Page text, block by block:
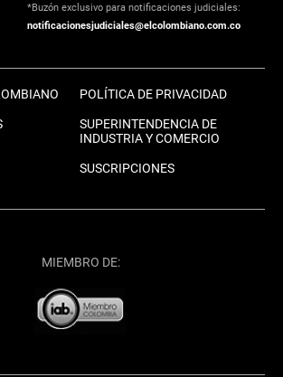
*Buzón exclusivo para notificaciones judiciales:
notificacionesjudiciales@elcolombiano.com.co
POLÍTICA DE PRIVACIDAD
SUPERINTENDENCIA DE
INDUSTRIA Y COMERCIO
SUSCRIPCIONES
MIEMBRO DE: